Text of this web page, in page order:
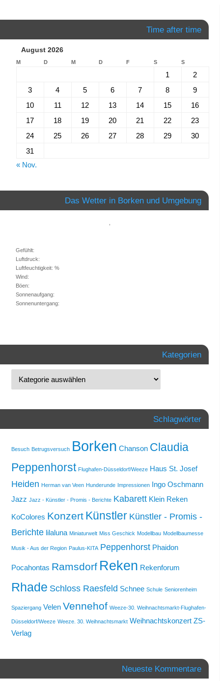
Time after time
August 2026
M D M D F S S
1
2
3
4 5 6 7 8
9
10
11 12 13 14 15
16
17
18 19 20 21 22
23
24
25 26 27 28 29
30
31
« Nov.
Das Wetter in Borken und Umgebung
Gefühlt:
Luftdruck:
Luftfeuchtigkeit: %
Wind:
Böen:
Sonnenaufgang:
Sonnenuntergang:
Kategorien
Schlagwörter
Besuch Betrugsversuch Borken Chanson Claudia
Peppenhorst Flughafen-Düsseldorf/Weeze Haus St. Josef
Heiden Herman van Veen Hunderunde Impressionen Ingo Oschmann
Jazz Jazz - Künstler - Promis - Berichte Kabarett Klein Reken
KoColores Konzert Künstler Künstler - Promis -
Berichte lilaluna Miniaturwelt Miss Geschick Modellbau Modellbaumesse
Musik - Aus der Region Paulus-KITA Peppenhorst Phaidon
Pocahontas Ramsdorf Reken Rekenforum
Rhade Schloss Raesfeld Schnee Schule Seniorenheim
Spaziergang Velen Vennehof Weeze-30. Weihnachtsmarkt-Flughafen-
Düsseldorf/Weeze Weeze. 30. Weihnachtsmarkt Weihnachtskonzert ZS-
Verlag
Neueste Kommentare